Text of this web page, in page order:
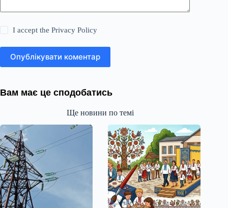
I accept thePrivacy Policy
Опублікувати коментар
Вам має це сподобатись
Ще новини по темі